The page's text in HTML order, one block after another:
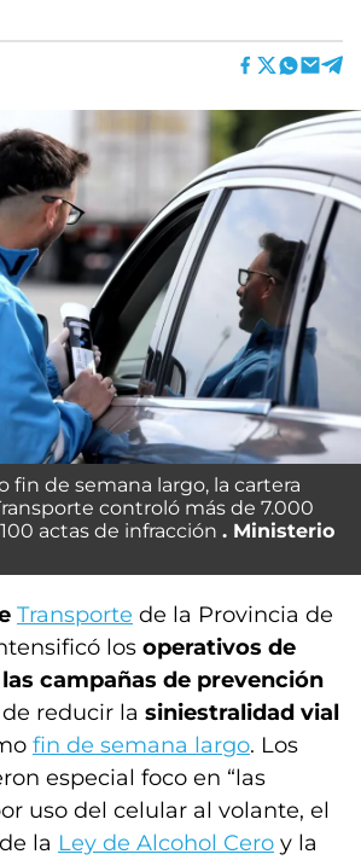
fin de semana largo, la cartera
controló más de 7.000
actas de infracción
Ministerio
Transporte de la Provincia de
los operativos de
campañas de prevención
reducir la siniestralidad vial
fin de semana largo. Los
especial foco en “las
uso del celular al volante, el
la Ley de Alcohol Cero y la